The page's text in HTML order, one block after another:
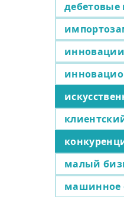
дебетовые
малый
машинное